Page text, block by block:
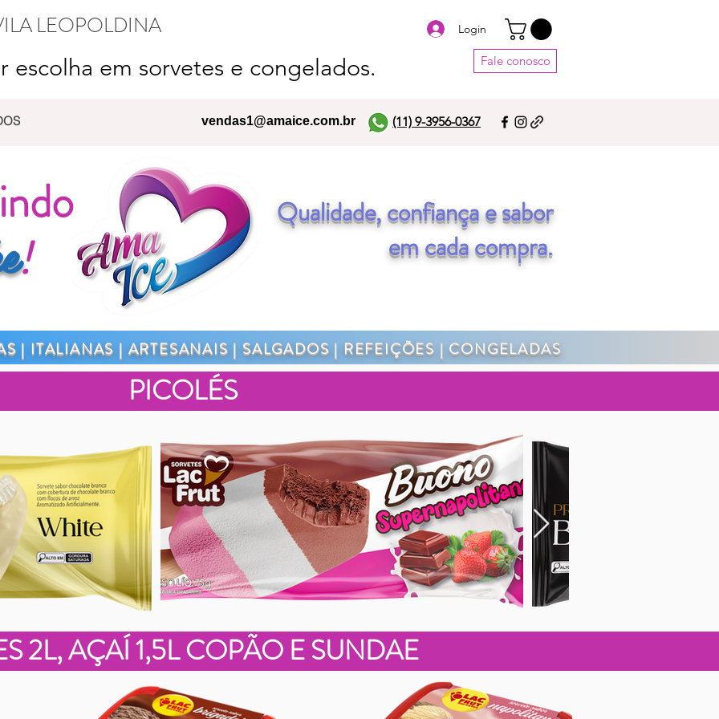
LEOPOLDINA Login
escolha em sorvetes e congelados. Fale conosco
vendas1@amaice.com.br (11) 9-3956-0367
!
Qualidade, confiança e sabor
em cada compra.
| ITALIANAS | ARTESANAIS | SALGADOS | REFEIÇÕES | CONGELADAS
PICOLÉS
2L, AÇAÍ 1,5L COPÃO E SUNDAE